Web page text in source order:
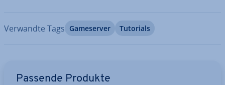
Verwandte Tags Game­ser­ver Tutorials
Passende Produkte